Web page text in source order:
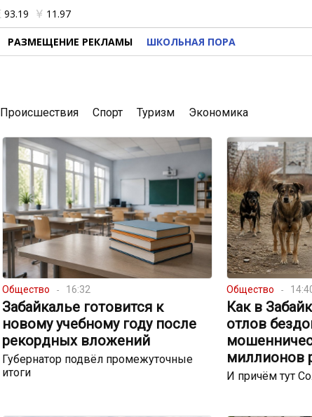
93.19 11.97
РАЗМЕЩЕНИЕ РЕКЛАМЫ ШКОЛЬНАЯ ПОРА
Происшествия Спорт Туризм Экономика
Общество 16:32
Забайкалье готовится к
новому учебному году после
рекордных вложений
Губернатор подвёл промежуточные
итоги
Общество
Как в
отлов
миллионов
И причём тут